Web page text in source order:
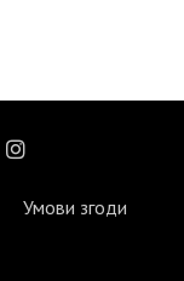
Умови згоди